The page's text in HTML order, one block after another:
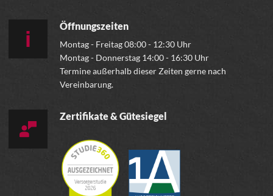
Öffnungszeiten
Montag - Freitag 08:00 - 12:30 Uhr
Montag - Donnerstag 14:00 - 16:30 Uhr
Termine außerhalb dieser Zeiten gerne nach
Vereinbarung.
Zertifikate & Gütesiegel